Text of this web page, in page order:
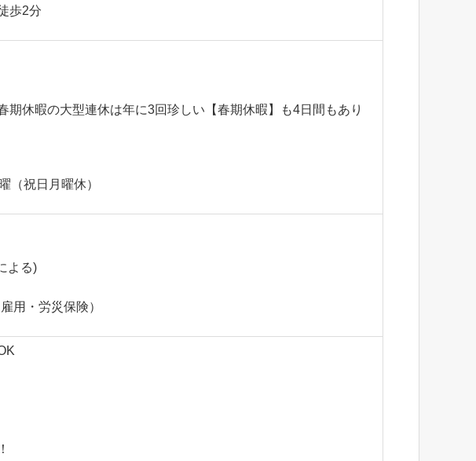
歩2分
期休暇の大型連休は年に3回珍しい【春期休暇】も4日間もあり
（祝日月曜休）
よる)
用・労災保険）